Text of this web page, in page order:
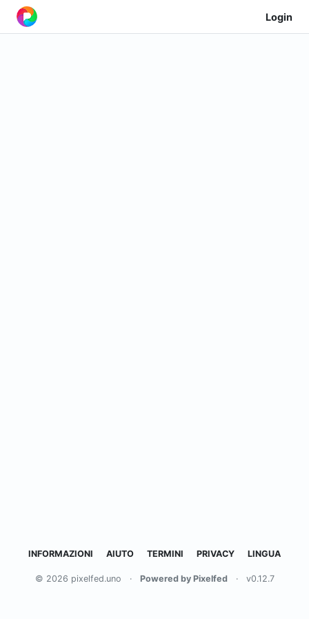
Login
INFORMAZIONI AIUTO TERMINI PRIVACY LINGUA
© 2026 pixelfed.uno · Powered by Pixelfed · v0.12.7